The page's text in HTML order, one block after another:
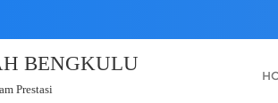
BENGKULU
Prestasi